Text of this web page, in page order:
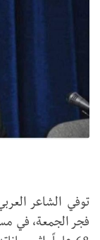
توفي الشاعر
فجر الجمعة، في